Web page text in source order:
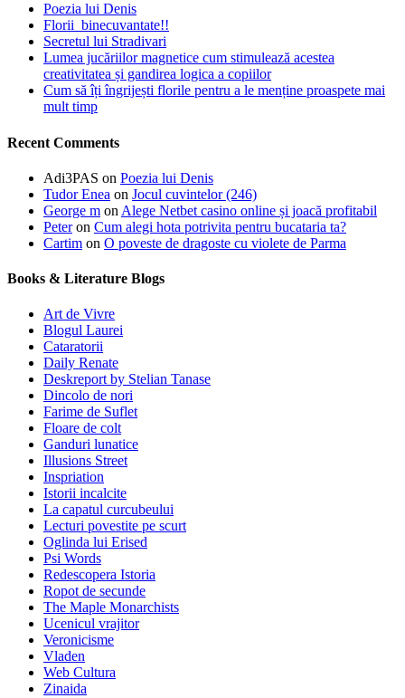
Poezia lui Denis
Florii binecuvantate!!
Secretul lui Stradivari
Lumea jucăriilor magnetice cum stimulează acestea
creativitatea și gandirea logica a copiilor
Cum să îți îngrijești florile pentru a le menține proaspete mai
mult timp
Recent Comments
Adi3PAS on Poezia lui Denis
Tudor Enea on Jocul cuvintelor (246)
George m on Alege Netbet casino online și joacă profitabil
Peteron Cum alegi hota potrivita pentru bucataria ta?
Cartim on O poveste de dragoste cu violete de Parma
Books & Literature Blogs
Art de Vivre
Blogul Laurei
Cataratorii
Daily Renate
Deskreport by Stelian Tanase
Dincolo de nori
Farime de Suflet
Floare de colt
Ganduri lunatice
Illusions Street
Inspriation
Istorii incalcite
La capatul curcubeului
Lecturi povestite pe scurt
Oglinda lui Erised
Psi Words
Redescopera Istoria
Ropot de secunde
The Maple Monarchists
Ucenicul vrajitor
Veronicisme
Vladen
Web Cultura
Zinaida